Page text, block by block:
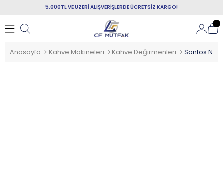
5.000TL VE ÜZERİ ALIŞVERİŞLERDE ÜCRETSİZ KARGO!
Anasayfa Kahve Makineleri Kahve Değirmenleri Santos NO